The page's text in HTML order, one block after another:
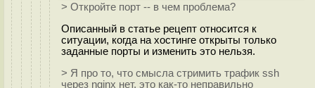
> Откройте порт -- в чем проблема?
Описанный в статье рецепт относится к
ситуации, когда на хостинге открыты только
заданные порты и изменить это нельзя.
> Я про то, что смысла стримить трафик ssh
через nginx нет, это как-то неправильно